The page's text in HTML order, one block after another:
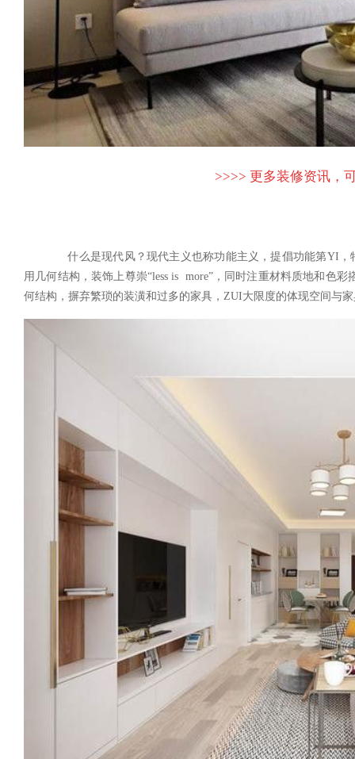
>>>> 更多装修资讯，
什么是现代风？现代主义也称功能主义，提倡功能第YI，
用几何结构，装饰上尊崇“less is more”，同时注重材料质地和色
何结构，摒弃繁琐的装潢和过多的家具，ZUI大限度的体现空间与